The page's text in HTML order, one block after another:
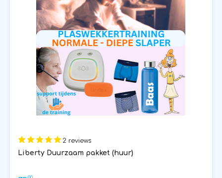
2 reviews
Liberty Duurzaam pakket (huur)